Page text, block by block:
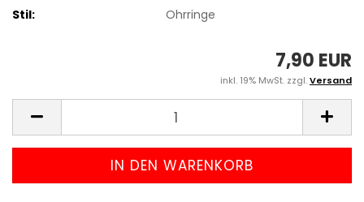
Stil:
Ohrringe
7,90 EUR
inkl. 19% MwSt. zzgl.Versand